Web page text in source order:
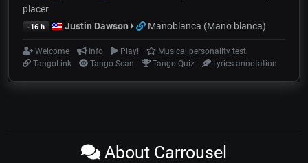
placer
-16 h Justin Dawson Manoblanca (Mano blanca)
Welcome Info Play!
Musical personality test
TangoLink
Tango Scan Tango Quiz Lyrics annotation
About Carrousel